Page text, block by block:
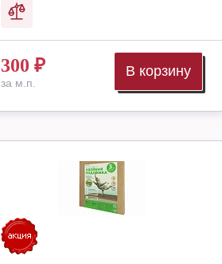
300 ₽
за м.п.
В корзину